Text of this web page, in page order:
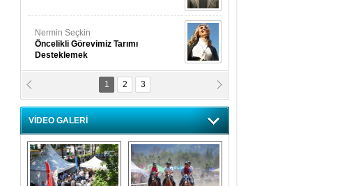
Nermin Seçkin
Öncelikli Görevimiz Tarımı
Desteklemek
Nilüfer Menekli Buzcular
Siz Hiç Kelebeklerin Sesini
Duydunuz Mu?
1 2 3
VİDEO GALERİ